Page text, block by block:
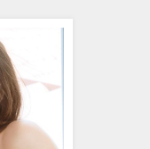
久松郁実 いくみんのスポコ